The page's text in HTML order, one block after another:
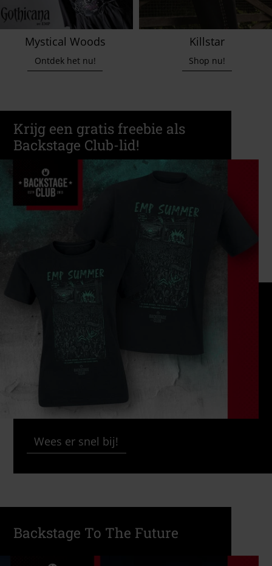
Mystical Woods
Ontdek het nu!
Killstar
Shop nu!
Krijg een gratis freebie als
Backstage Club-lid!
Wees er snel bij!
Backstage To The Future